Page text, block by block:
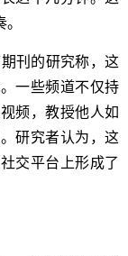
刊的研究称，这
一些频道不仅持
频，教授他人如
研究者认为，这
交平台上形成了